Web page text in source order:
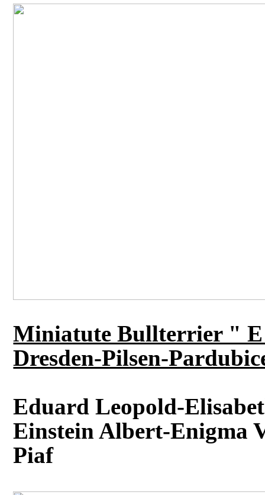
Miniatute Bullterrier "
Dresden-Pilsen-
Eduard Leopold-
Einstein Albert-Enigma
Piaf